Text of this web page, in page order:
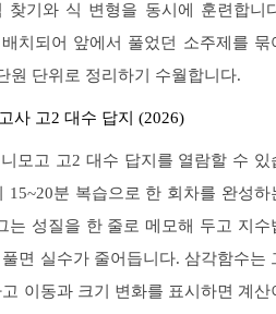
찾기와 식 변형을 동시에 훈련합니
치되어 앞에서 풀었던 소주제를 묶
원 단위로 정리하기 수월합니다.
사 고2 대수 답지 (2026)
모고 고2 대수 답지를 열람할 수 있
15~20분 복습으로 한 회차를 완성하
는 성질을 한 줄로 메모해 두고 지수
면 실수가 줄어듭니다. 삼각함수는
이동과 크기 변화를 표시하면 계산